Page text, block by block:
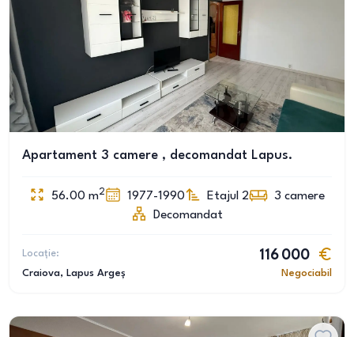
Apartament 3 camere , decomandat Lapus.
56.00 m2 1977-1990 Etajul 2 3 camere
Decomandat
Locație:
Craiova, Lapus Argeș
116 000
Negociabil